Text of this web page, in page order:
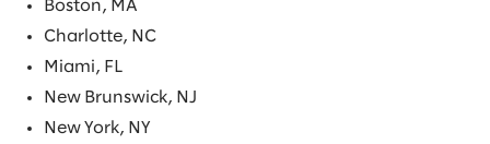
Boston, MA
Charlotte, NC
Miami, FL
New Brunswick, NJ
New York, NY